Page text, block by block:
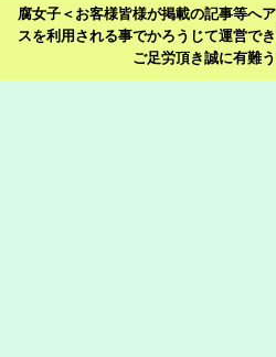
腐女子＜お客様皆様が掲載の記事等へ
スを利用される事でかろうじて運営で
ご足労頂き誠に有難う